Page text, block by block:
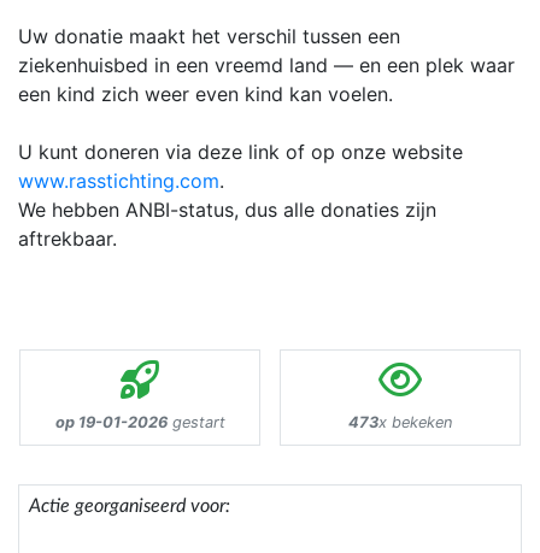
Uw donatie maakt het verschil tussen een
ziekenhuisbed in een vreemd land — en een plek waar
een kind zich weer even kind kan voelen.
U kunt doneren via deze link of op onze website
www.rasstichting.com.
We hebben ANBI-status, dus alle donaties zijn
aftrekbaar.
op 19-01-2026gestart 473x bekeken
Actie georganiseerd voor: